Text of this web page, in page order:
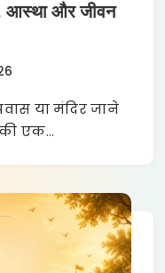
आस्था और जीवन
या मंदिर जाने
एक…